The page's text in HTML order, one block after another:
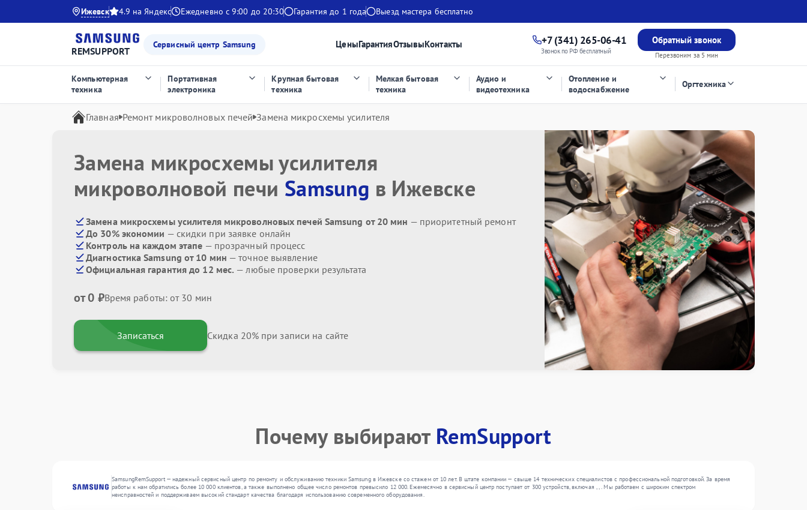
Ижевск 4.9 на Яндекс Ежедневно с 9:00 до 20:30 Гарантия до 1 года Выезд мастера бесплатно
REMSUPPORT
Сервисный центр Samsung ЦеныГарантияОтзывыКонтакты +7 (341) 265-06-41
Звонок по РФ бесплатный
Обратный звонок
Перезвоним за 5 мин
Компьютерная
техника
Портативная
электроника
Крупная бытовая
техника
Мелкая бытовая
техника
Аудио и
видеотехника
Отопление и
водоснабжение
Оргтехника
Главная Ремонт микроволновых печей Замена микросхемы усилителя
Замена микросхемы усилителя
микроволновой печи Samsung в Ижевске
Замена микросхемы усилителя микроволновых печей Samsung от 20 мин — приоритетный ремонт
До 30% экономии — скидки при заявке онлайн
Контроль на каждом этапе — прозрачный процесс
Диагностика Samsung от 10 мин — точное выявление
Официальная гарантия до 12 мес. — любые проверки результата
от 0 ₽Время работы: от 30 мин
Записаться Скидка 20% при записи на сайте
Почему выбирают RemSupport
SamsungRemSupport — надежный сервисный центр по ремонту и обслуживанию техники Samsung в Ижевске со стажем от 10 лет. В штате компании — свыше 14 технических специалистов с профессиональной подготовкой. За время
работы к нам обратились более 10 000 клиентов, а также выполнено общее число ремонтов превысило 12 000. Ежемесячно в сервисный центр поступает от 300 устройств, включая , , . Мы работаем с широким спектром
неисправностей и поддерживаем высокий стандарт качества благодаря использованию современного оборудования.